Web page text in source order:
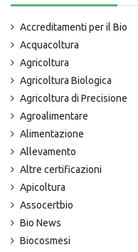
Accreditamenti per il Bio
Acquacoltura
Agricoltura
Agricoltura Biologica
Agricoltura di Precisione
Agroalimentare
Alimentazione
Allevamento
Altre certificazioni
Apicoltura
Assocertbio
Bio News
Biocosmesi